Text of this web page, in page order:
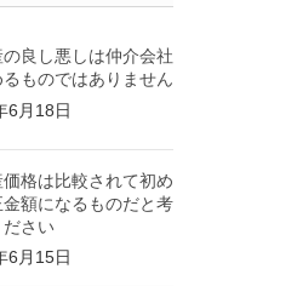
良し悪しは仲介会社
ものではありません
6月18日
格は比較されて初め
金額になるものだと考
ださい
6月15日